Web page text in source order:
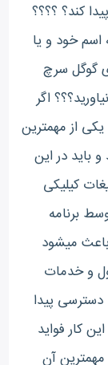
کند؟ ؟؟؟؟
اسم خود و یا
گوگل سرچ
اگر
از مهمترین
باید در این
کیلیکی
برنامه
میشود
و خدمات
پیدا
کار فواید
آن